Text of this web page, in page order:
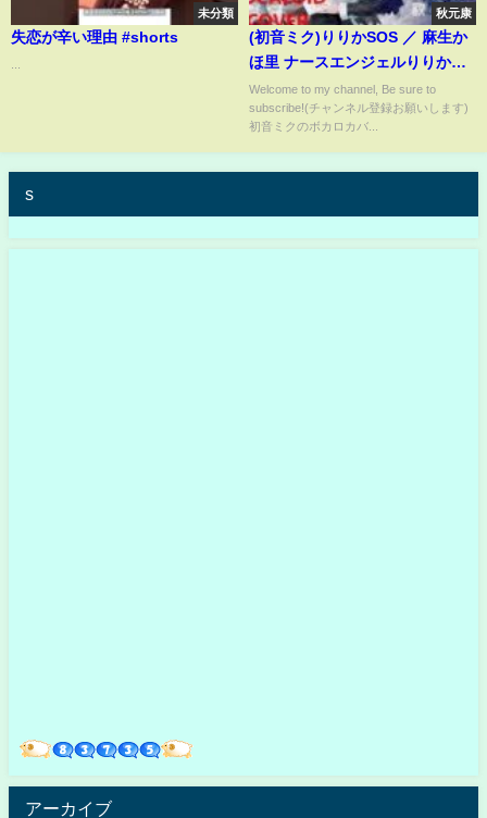
未分類
失恋が辛い理由 #shorts
秋元康
(初音ミク)りりかSOS ／ 麻生か
ほ里 ナースエンジェルりりか
SOS ED 1995 Ririka
SOS(VOCALOID cover)
Welcome to my channel, Be sure to
subscribe!(チャンネル登録お願いします)
初音ミクのボカロカバ...
s
アーカイブ